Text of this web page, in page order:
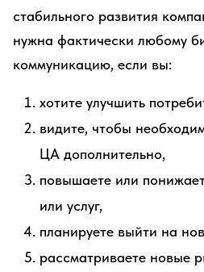
стабильного развития
нужна фактически любому
коммуникацию, если вы:
хотите улучшить
видите, чтобы
ЦА дополнительно,
повышаете или
или услуг,
планируете выйти на
рассматриваете новые